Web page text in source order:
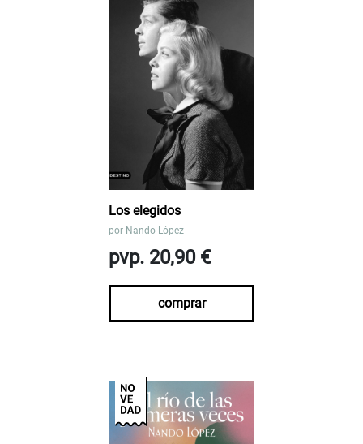
Los elegidos
por Nando López
pvp. 20,90 €
comprar